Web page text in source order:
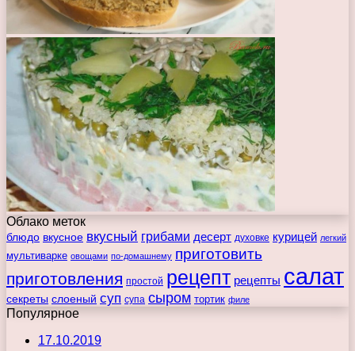
Облако меток
блюдо вкусное вкусный грибами десерт духовке курицей легкий
мультиварке овощами по-домашнему приготовить
приготовления простой рецепт рецепты салат
секреты слоеный суп супа сыром тортик филе
Популярное
17.10.2019